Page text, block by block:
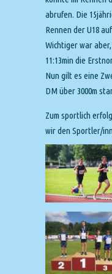
abrufen. Die
Rennen der U18
Wichtiger war
11:13min die
Nun gilt es eine
DM über 3000m
Zum sportlich
wir den Sportler/